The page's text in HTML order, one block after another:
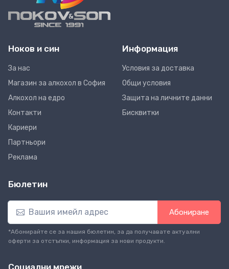
Ноков и син
За нас
Магазин за алкохол в София
Алкохол на едро
Контакти
Кариери
Партньори
Реклама
Информация
Условия за доставка
Общи условия
Защита на личните данни
Бисквитки
Бюлетин
Абониране
*Абонирайте се за нашия бюлетин, за да получавате актуални
оферти за отстъпки, информация за нови продукти.
Социални мрежи